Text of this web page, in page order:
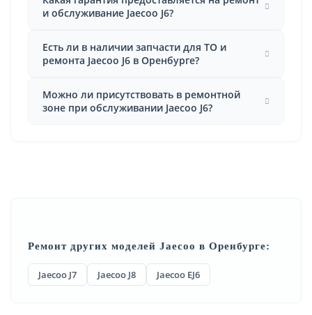
и обслуживание Jaecoo J6?
Есть ли в наличии запчасти для ТО и
ремонта Jaecoo J6 в Оренбурге?
Можно ли присутствовать в ремонтной
зоне при обслуживании Jaecoo J6?
Ремонт других моделей Jaecoo в Оренбурге:
Jaecoo J7 Jaecoo J8 Jaecoo EJ6